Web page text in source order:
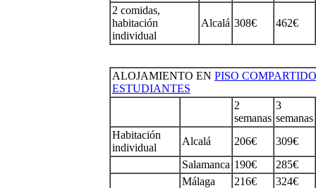
2 comidas,
habitación
individual
Alcalá 308€ 462€
ALOJAMIENTO EN PISO
ESTUDIANTES
2
semanas
3
semanas
Habitación
individual
Alcalá 206€
309€
Salamanca 190€
285€
Málaga
216€
324€